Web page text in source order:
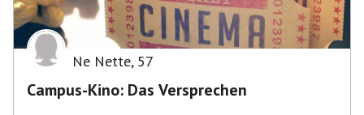
Ne Nette, 57
Campus-Kino: Das Versprechen